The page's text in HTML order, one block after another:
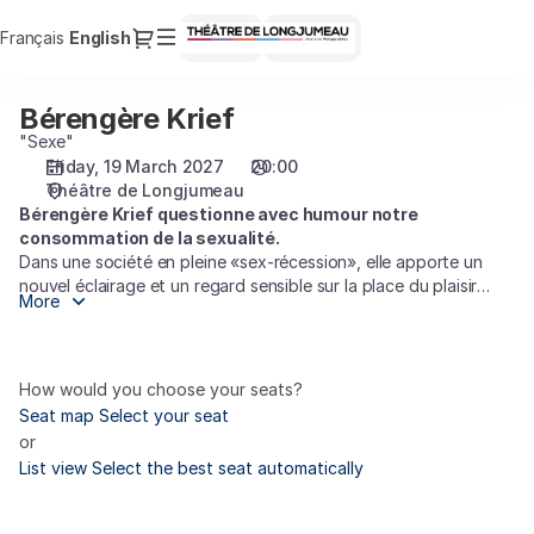
Français Current
English Dialog
Sign in Register
selection
Longjumeau
19.03.2027
20:00
Bérengère
Krief]
de
Longjumeau
Bérengère
Krief
Bérengère Krief
"Sexe"
Friday, 19 March 2027
20:00
Théâtre de Longjumeau
Bérengère Krief questionne avec humour notre
consommation de la sexualité.
Dans une société en pleine «sex-récession», elle apporte un
nouvel éclairage et un regard sensible sur la place du plaisir
dans notre éducation qui prône souvent plus la prévention que
suffira simplement d’écouter. Je vous propose qu’on partage
une heure de sexe. Une heure de sexe, parfois c’est court,
parfois c’est long. Ce qui est sûr, c’est qu’une heure ensemble,
ce sera forcément bon. »
More
How would you choose your seats?
Seat map Select your seat
or
List view Select the best seat automatically